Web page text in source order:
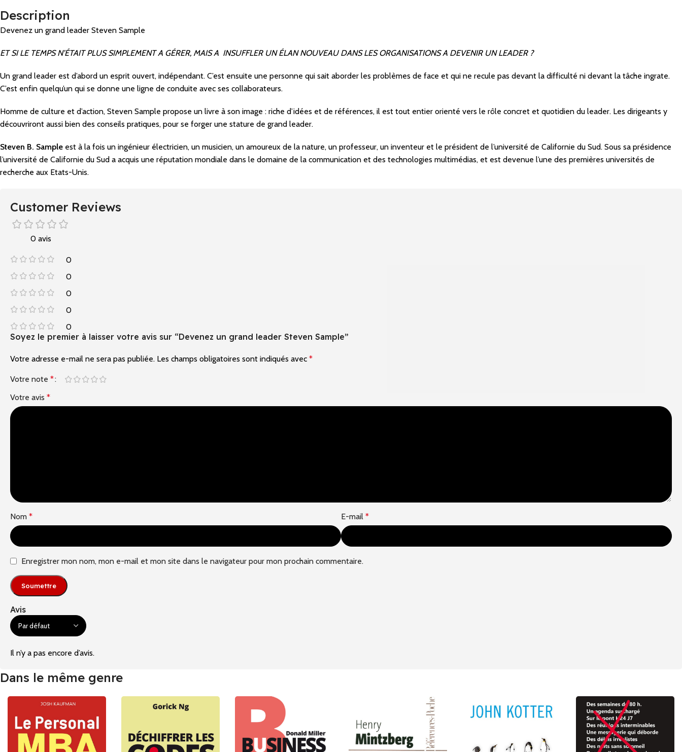
Description
Devenez un grand leader Steven Sample
ET SI LE TEMPS N’ÉTAIT PLUS SIMPLEMENT A GÉRER, MAIS A INSUFFLER UN ÉLAN NOUVEAU DANS LES ORGANISATIONSA DEVENIR UN LEADER ?
Un grand leader est d’abord un esprit ouvert, indépendant. C’est ensuite une personne qui sait aborder les problèmes de face et qui ne recule pas devant la difficulté ni devant la tâche ingrate.
C’est enfin quelqu’un qui se donne une ligne de conduite avec ses collaborateurs.
Homme de culture et d’action, Steven Sample propose un livre à son image : riche d’idées et de références, il est tout entier orienté vers le rôle concret et quotidien du leader. Les dirigeants y
découvriront aussi bien des conseils pratiques, pour se forger une stature de grand leader.
Steven B. Sample est à la fois un ingénieur électricien, un musicien, un amoureux de la nature, un professeur, un inventeur et le président de l’université de Californie du Sud. Sous sa présidence
l’université de Californie du Sud a acquis une réputation mondiale dans le domaine de la communication et des technologies multimédias, et est devenue l’une des premières universités de
recherche aux Etats-Unis.
Customer Reviews
0 avis
0
0
0
0
0
Avis
Il n’y a pas encore d’avis.
Soyez le premier à laisser votre avis sur “Devenez un grand leader Steven Sample”
Votre adresse e-mail ne sera pas publiée. Les champs obligatoires sont indiqués avec *
Votre note *
Votre avis *
Nom * E-mail *
Enregistrer mon nom, mon e-mail et mon site dans le navigateur pour mon prochain commentaire.
Alternative:
Dans le même genre